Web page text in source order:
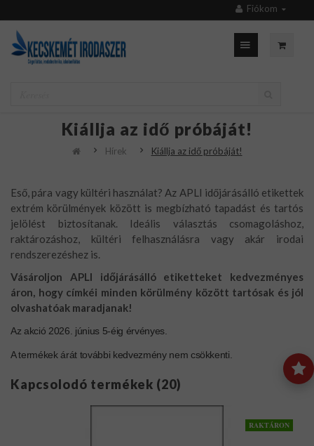
Fiókom
Kiállja az idő próbáját!
Hírek Kiállja az idő próbáját!
Eső, pára vagy kültéri használat? Az APLI időjárásálló etikettek
extrém körülmények között is megbízható tapadást és tartós
jelölést biztosítanak. Ideális választás csomagoláshoz,
raktározáshoz, kültéri felhasználásra vagy akár irodai
rendszerezéshez is.
Vásároljon APLI időjárásálló etiketteket kedvezményes
áron, hogy címkéi minden körülmény között tartósak és jól
olvashatóak maradjanak!
Az akció 2026. június 5-éig érvényes.
A termékek árát további kedvezmény nem csökkenti.
Kapcsolodó termékek (20)
RAKTÁRON